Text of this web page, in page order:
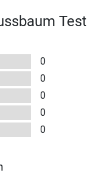
Test
0
0
0
0
0